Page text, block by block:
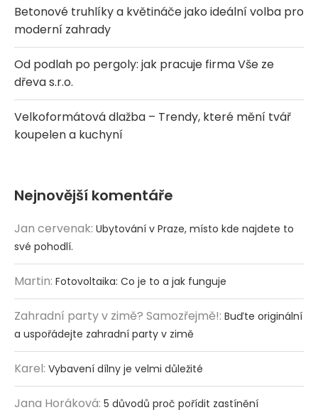
Betonové truhlíky a květináče jako ideální volba pro
moderní zahrady
Od podlah po pergoly: jak pracuje firma Vše ze
dřeva s.r.o.
Velkoformátová dlažba – Trendy, které mění tvář
koupelen a kuchyní
Nejnovější komentáře
Jan cervenak: Ubytování v Praze, místo kde najdete to
své pohodlí.
Martin: Fotovoltaika: Co je to a jak funguje
Zahradní party v zimě? Samozřejmě!: Buďte originální
a uspořádejte zahradní party v zimě
Karel: Vybavení dílny je velmi důležité
Jana Horáková: 5 důvodů proč pořídit zastínění